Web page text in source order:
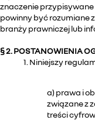
znaczenie
powinny być rozumiane
branży prawniczej lub
§ 2. POSTANOWIENIA
1. Niniejszy
a) prawa i
związane z
treści